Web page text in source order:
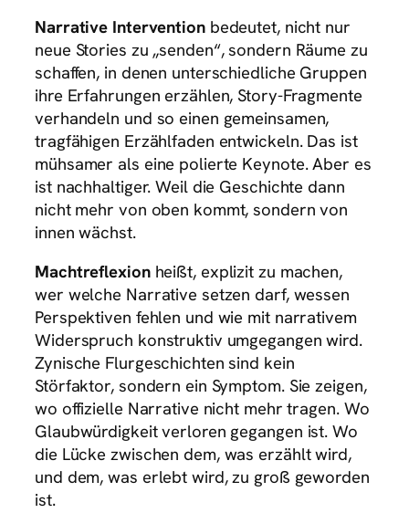
Narrative Interventionbedeutet, nicht nur
neue Stories zu „senden“, sondern Räume zu
schaffen, in denen unterschiedliche Gruppen
ihre Erfahrungen erzählen, Story-Fragmente
verhandeln und so einen gemeinsamen,
tragfähigen Erzählfaden entwickeln. Das ist
mühsamer als eine polierte Keynote. Aber es
ist nachhaltiger. Weil die Geschichte dann
nicht mehr von oben kommt, sondern von
innen wächst.
Machtreflexionheißt, explizit zu machen,
wer welche Narrative setzen darf, wessen
Perspektiven fehlen und wie mit narrativem
Widerspruch konstruktiv umgegangen wird.
Zynische Flurgeschichten sind kein
Störfaktor, sondern ein Symptom. Sie zeigen,
wo offizielle Narrative nicht mehr tragen. Wo
Glaubwürdigkeit verloren gegangen ist. Wo
die Lücke zwischen dem, was erzählt wird,
und dem, was erlebt wird, zu groß geworden
ist.